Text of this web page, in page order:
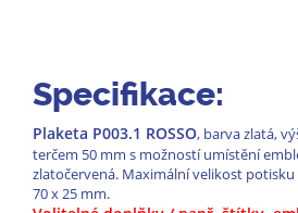
Specifikace:
Plaketa P003.1 ROSSO, barva zlatá,
terčem 50 mm s možností umístění
zlatočervená. Maximální velikost
70 x 25 mm.